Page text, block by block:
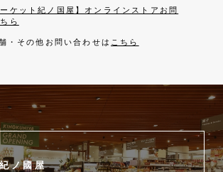
ーケット紀ノ国屋】オンラインストアお問
ら
・その他お問い合わせは こちら
ノ國屋